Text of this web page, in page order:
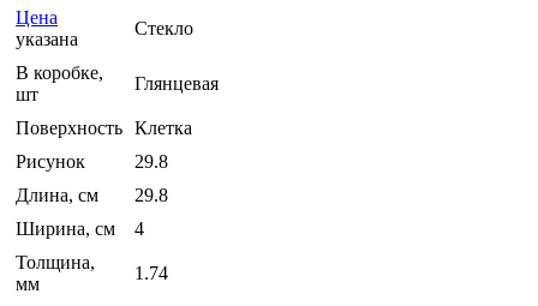
Цена
указана
Стекло
В коробке,
шт
Глянцевая
Поверхность Клетка
Рисунок
29.8
Длина, см
29.8
Ширина, см
4
Толщина,
мм
1.74